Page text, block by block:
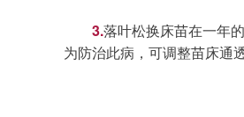
3.落叶松换床苗在一年
为防治此病，可调整苗床通